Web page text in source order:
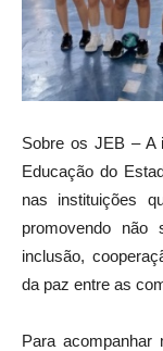
Sobre os JEB – A
Educação do
nas instituições
promovendo
inclusão,
da paz entre as
Para acompanhar